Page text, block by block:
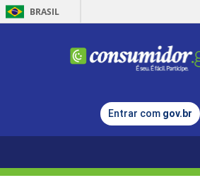
BRASIL
Entrar com gov.br